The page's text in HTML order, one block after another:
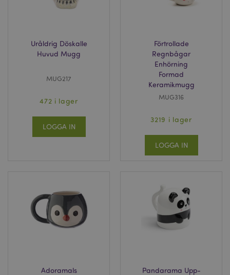
Uråldrig Döskalle
Huvud Mugg
MUG217
472 i lager
LOGGA IN
Förtrollade
Regnbågar
Enhörning
Formad
Keramikmugg
MUG316
3219 i lager
LOGGA IN
Adoramals
Pandarama Upp-